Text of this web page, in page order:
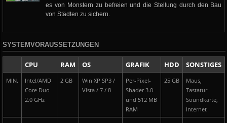
es von Monstern zu befreien und die Stellung durch den Bau
von Städten zu sichern.
SYSTEMVORAUSSETZUNGEN
CPU RAM OS GRAFIK HDD SONSTIGES
MIN.
Intel/AMD
Core Duo
2.0 GHz
2 GB
Win XP SP3 /
Vista / 7 / 8
Per-Pixel-
Shader 3.0
und 512 MB
RAM
25 GB
Maus,
Tastatur
Soundkarte,
Internet